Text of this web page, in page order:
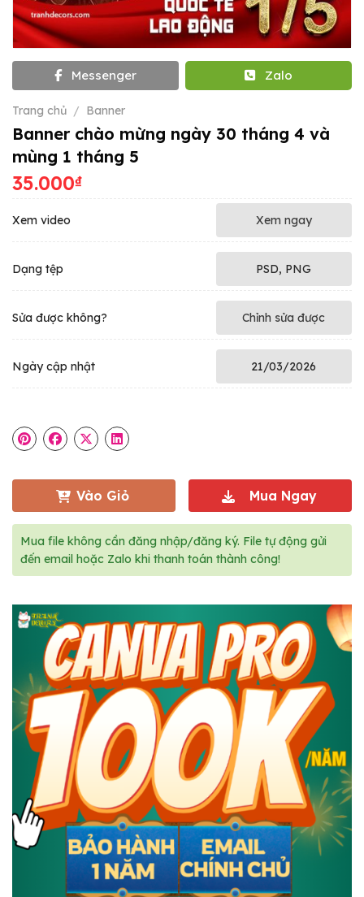
Messenger Zalo
Trang chủ / Banner
Banner chào mừng ngày 30 tháng 4 và
mùng 1 tháng 5
35.000₫
Xem video Xem ngay
Dạng tệp PSD, PNG
Sửa được không? Chỉnh sửa được
Ngày cập nhật 21/03/2026
Vào Giỏ Mua Ngay
Mua file không cần đăng nhập/đăng ký. File tự động gửi
đến email hoặc Zalo khi thanh toán thành công!